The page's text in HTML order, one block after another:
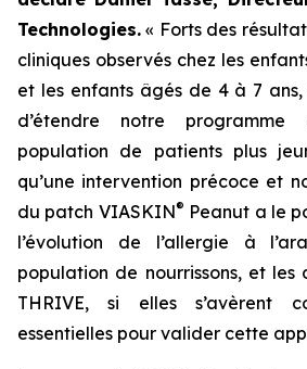
Technologies. « Forts des
cliniques observés chez les
et les enfants âgés de 4 à 7 ans,
d’étendre notre
population de patients plus
qu’une intervention précoce et
du patch VIASKIN® Peanut a le
l’évolution de l’allergie à
population de nourrissons, et les
THRIVE, si elles s’avèrent
essentielles pour valider cette